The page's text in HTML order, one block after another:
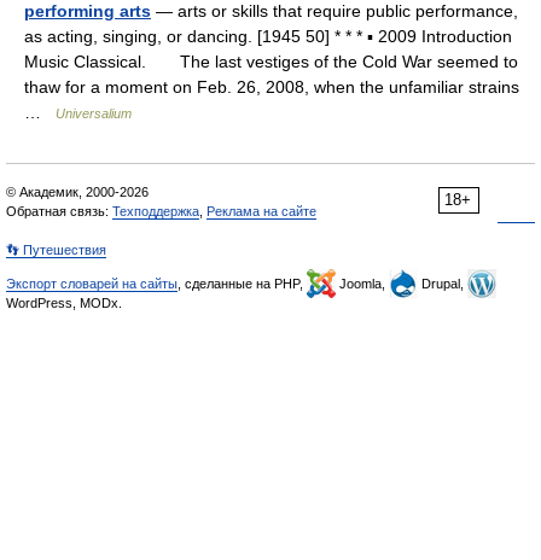
performing arts — arts or skills that require public performance,
as acting, singing, or dancing. [1945 50] * * * ▪ 2009 Introduction
Music Classical. The last vestiges of the Cold War seemed to
thaw for a moment on Feb. 26, 2008, when the unfamiliar strains
Universalium
18+
© Академик, 2000-2026
Обратная связь: Техподдержка Реклама на сайте
👣 Путешествия
Экспорт словарей на сайты , сделанные на PHP, Joomla,
Drupal,
WordPress, MODx.